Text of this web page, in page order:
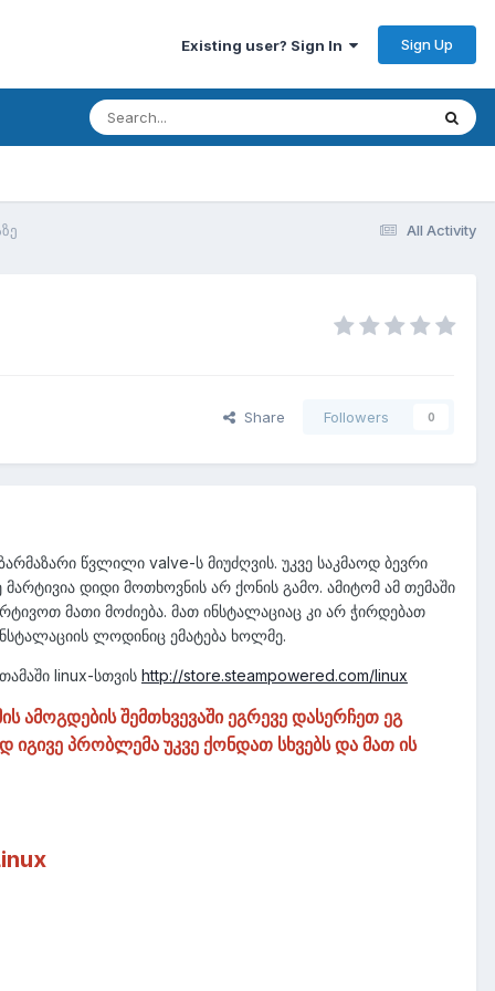
Existing user? Sign In Sign Up
All Activity
Share Followers 0
წვლილი valve-ს მიუძღვის. უკვე საკმაოდ ბევრი
დიდი მოთხოვნის არ ქონის გამო. ამიტომ ამ თემაში
მათი მოძიება. მათ ინსტალაციაც კი არ ჭირდებათ
ლოდინიც ემატება ხოლმე.
linux-სთვის http://store.steampowered.com/linux
შემთხვევაში ეგრევე დასერჩეთ ეგ
პრობლემა უკვე ქონდათ სხვებს და მათ ის